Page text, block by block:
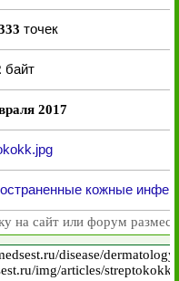
точек
байт
2017
кожные
на сайт или форум